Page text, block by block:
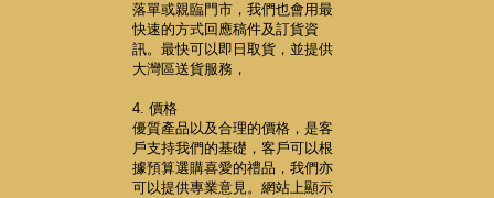
落單或親臨門市，我們也會用最
快速的方式回應稿件及訂貨資
訊。最快可以即日取貨，並提供
大灣區送貨服務，
4. 價格
優質產品以及合理的價格，是客
戶支持我們的基礎，客戶可以根
據預算選購喜愛的禮品，我們亦
可以提供專業意見。網站上顯示